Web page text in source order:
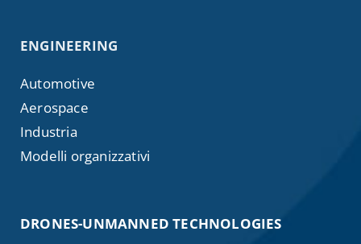
ENGINEERING
Automotive
Aerospace
Industria
Modelli organizzativi
DRONES-UNMANNED TECHNOLOGIES